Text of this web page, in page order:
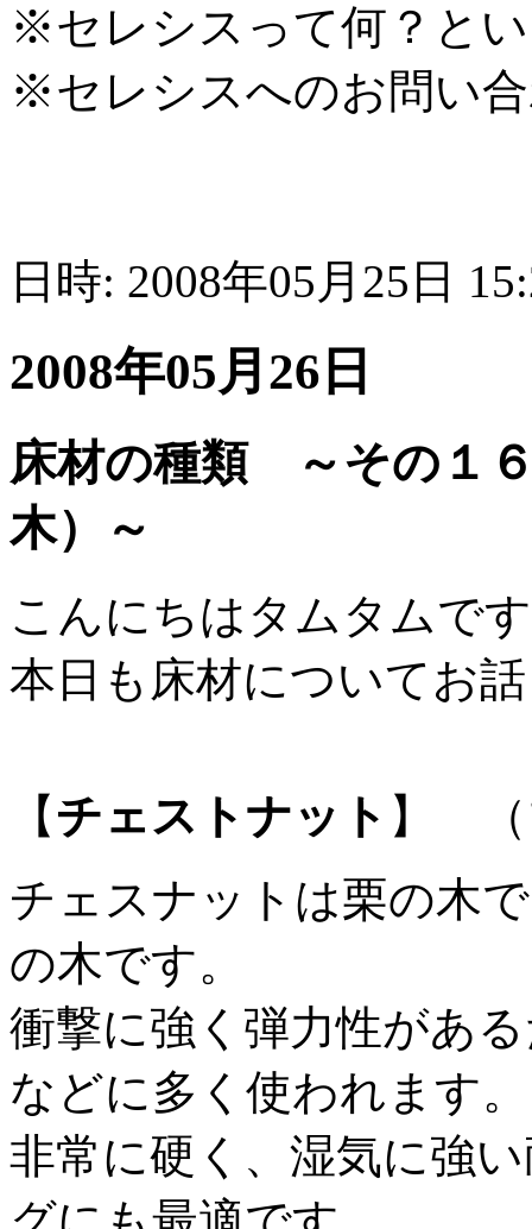
※セレシスって何？と
※セレシスへのお問い
日時: 2008年05月25日
2008年05月26日
床材の種類 ～その１
木）～
こんにちはタムタムで
本日も床材についてお
【 チェストナット 】 （
チェスナットは栗の木
の木です。
衝撃に強く弾力性があ
などに多く使われます。
非常に硬く、湿気に強